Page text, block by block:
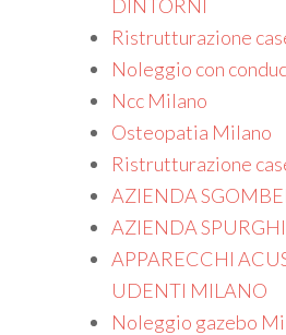
DINTORNI
Ristrutturazione
Noleggio con
Ncc Milano
Osteopatia Milano
Ristrutturazione
AZIENDA
AZIENDA
APPARECCHI
UDENTI MILANO
Noleggio gazebo